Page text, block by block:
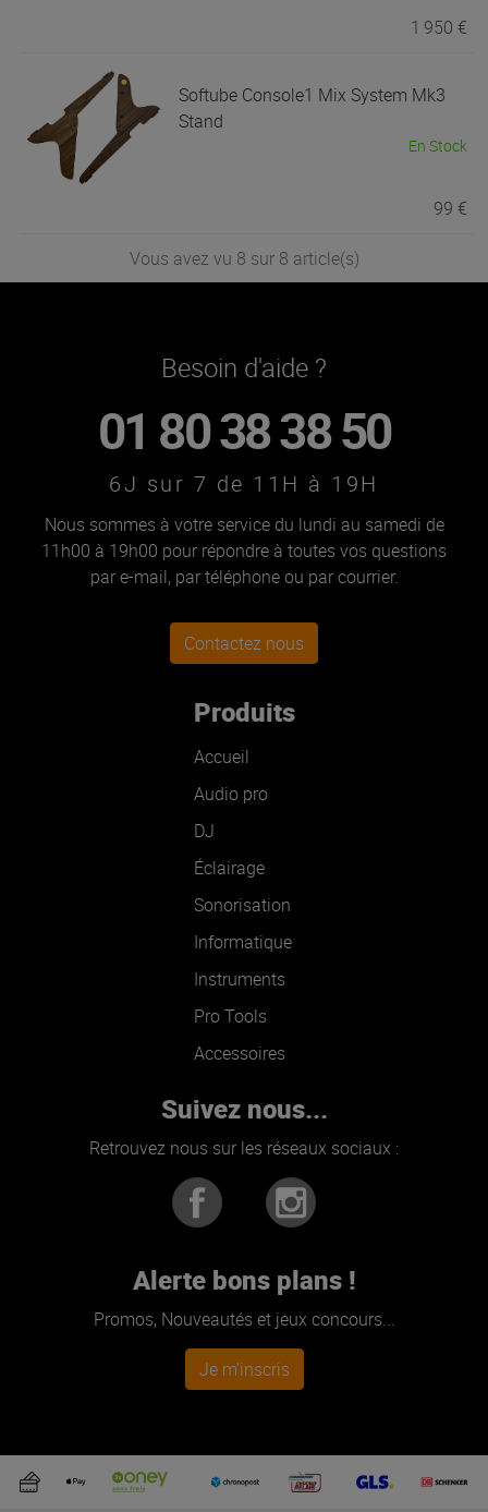
1 950 €
Softube Console1 Mix System Mk3
Stand
En Stock
99 €
Vous avez vu 8 sur 8 article(s)
Besoin d'aide ?
01 80 38 38 50
6J sur 7 de 11H à 19H
Nous sommes à votre service du lundi au samedi de
11h00 à 19h00 pour répondre à toutes vos questions
par e-mail, par téléphone ou par courrier.
Contactez nous
Produits
Accueil
Audio pro
DJ
Éclairage
Sonorisation
Informatique
Instruments
Pro Tools
Accessoires
Suivez nous...
Retrouvez nous sur les réseaux sociaux :
Alerte bons plans !
Promos, Nouveautés et jeux concours...
Je m'inscris